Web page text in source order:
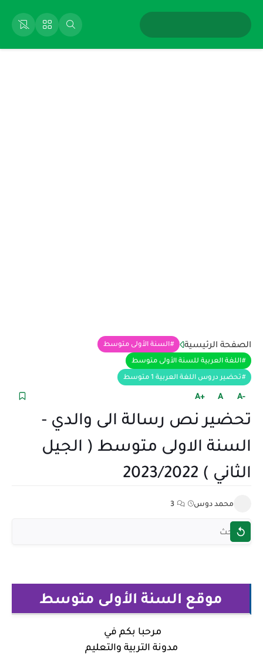
الصفحة الرئيسية السنة الأولى متوسط
اللغة العربية للسنة الأولى متوسط
تحضير دروس اللغة العربية 1 متوسط
+A A -A
تحضير نص رسالة الى والدي -
السنة الاولى متوسط ( الجيل
الثاني ) 2023/2022
محمد دوس 3
موقع السنة الأولى متوسط
مرحبا بكم في
مدونة التربية والتعليم